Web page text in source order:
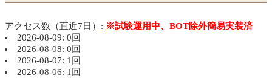
アクセス数（直近7日）: ※試験運用中、BOT除外簡易実装済
2026-08-09: 0回
2026-08-08: 0回
2026-08-07: 1回
2026-08-06: 1回